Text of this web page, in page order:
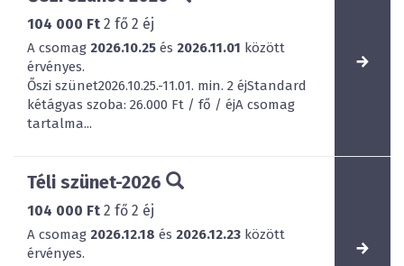
104 000 Ft 2 fő 2 éj
A csomag 2026.10.25 és 2026.11.01 között
érvényes.
Őszi szünet2026.10.25.-11.01. min. 2 éjStandard
kétágyas szoba: 26.000 Ft / fő / éjA csomag
tartalma...
Téli szünet-2026
104 000 Ft 2 fő 2 éj
A csomag 2026.12.18 és 2026.12.23 között
érvényes.